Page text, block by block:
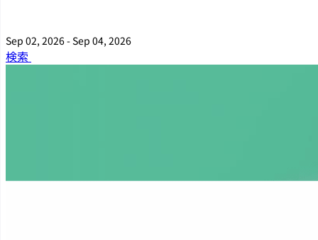
Sep 02, 2026 - Sep 04, 2026
検索